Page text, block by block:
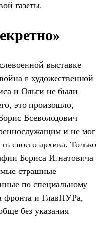
газеты.
выставке
в художественной
и Ольги не были
это произошло,
Всеволодович
и не мог
своего архива. Только
Бориса Игнатовича
страшные
по специальному
фронта и ГлавПУРа,
без указания